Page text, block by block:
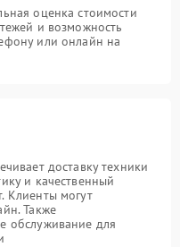
оценка стоимости
и возможность
или онлайн на
доставку техники
и качественный
Клиенты могут
Также
обслуживание для